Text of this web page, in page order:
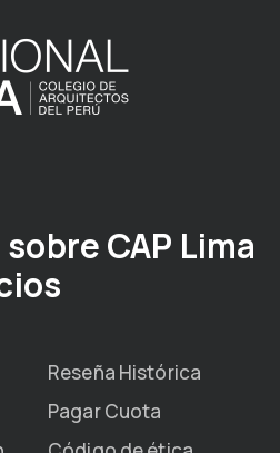
CAP Lima
Reseña Histórica
Pagar Cuota